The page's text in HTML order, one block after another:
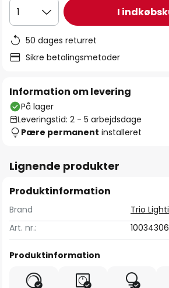
1 I
50 dages returret
Sikre betalingsmetoder
Information om levering
På lager
Leveringstid: 2 - 5 arbejdsdage
Pære permanent installeret
Lignende produkter
Produktinformation
Brand
Trio
Art. nr.:
10034306
Produktinformation